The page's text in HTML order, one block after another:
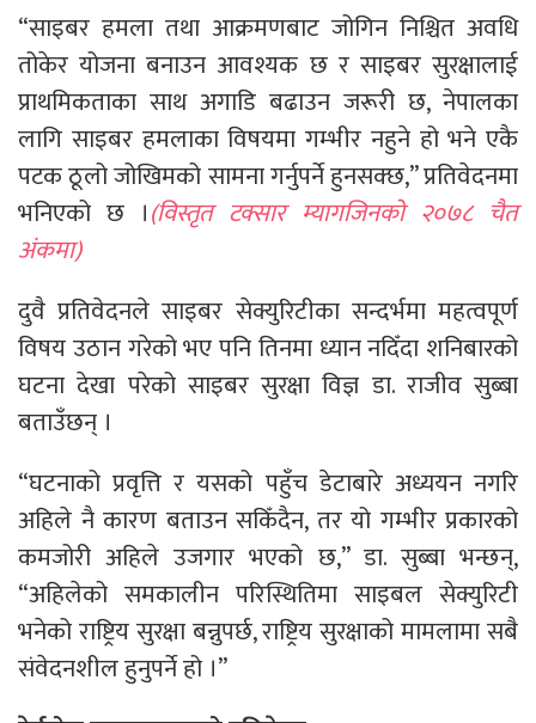
“साइबर हमला तथा आक्रमणबाट जोगिन निश्चित अवधि
तोकेर योजना बनाउन आवश्यक छ र साइबर सुरक्षालाई
प्राथमिकताका साथ अगाडि बढाउन जरूरी छ, नेपालका
लागि साइबर हमलाका विषयमा गम्भीर नहुने हो भने एकै
पटक ठूलो जोखिमको सामना गर्नुपर्ने हुनसक्छ,” प्रतिवेदनमा
भनिएको छ ।(विस्तृत टक्सार म्यागजिनको २०७८ चैत
अंकमा)
दुवै प्रतिवेदनले साइबर सेक्युरिटीका सन्दर्भमा महत्वपूर्ण
विषय उठान गरेको भए पनि तिनमा ध्यान नदिँदा शनिबारको
घटना देखा परेको साइबर सुरक्षा विज्ञ डा. राजीव सुब्बा
बताउँछन् ।
“घटनाको प्रवृत्ति र यसको पहुँच डेटाबारे अध्ययन नगरि
अहिले नै कारण बताउन सकिँदैन, तर यो गम्भीर प्रकारको
कमजोरी अहिले उजगार भएको छ,” डा. सुब्बा भन्छन्,
“अहिलेको समकालीन परिस्थितिमा साइबल सेक्युरिटी
भनेको राष्ट‍्रिय सुरक्षा बन्नुपर्छ, राष्ट‍्रिय सुरक्षाको मामलामा सबै
संवेदनशील हुनुपर्ने हो ।”